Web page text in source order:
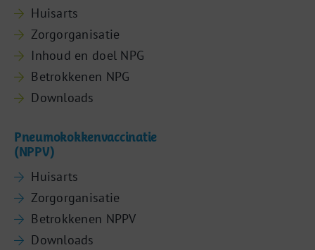
Huisarts
Zorgorganisatie
Inhoud en doel NPG
Betrokkenen NPG
Downloads
Pneumokokkenvaccinatie
(NPPV)
Huisarts
Zorgorganisatie
Betrokkenen NPPV
Downloads